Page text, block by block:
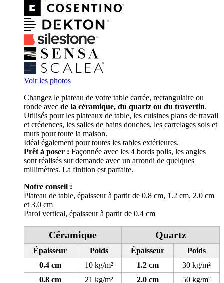
Voir les photos
Changez le plateau de votre table carrée, rectangulaire ou
ronde avec de la céramique, du quartz ou du travertin.
Utilisés pour les plateaux de table, les cuisines plans de travail
et crédences, les salles de bains douches, les carrelages sols et
murs pour toute la maison.
Idéal également pour toutes les tables extérieures.
Prêt à poser : Façonnée avec les 4 bords polis, les angles
sont réalisés sur demande avec un arrondi de quelques
millimètres. La finition est parfaite.
Notre conseil :
Plateau de table, épaisseur à partir de 0.8 cm, 1.2 cm, 2.0 cm
et 3.0 cm
Paroi vertical, épaisseur à partir de 0.4 cm
Céramique Quartz
Épaisseur Poids Épaisseur
Poids
0.4 cm
10 kg/m² 1.2 cm
30 kg/m²
0.8 cm
21 kg/m² 2.0 cm
50 kg/m²